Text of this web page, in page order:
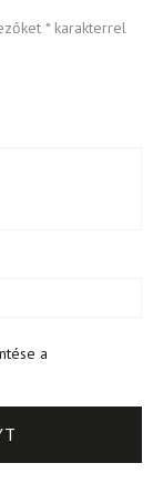
*karakterrel
a